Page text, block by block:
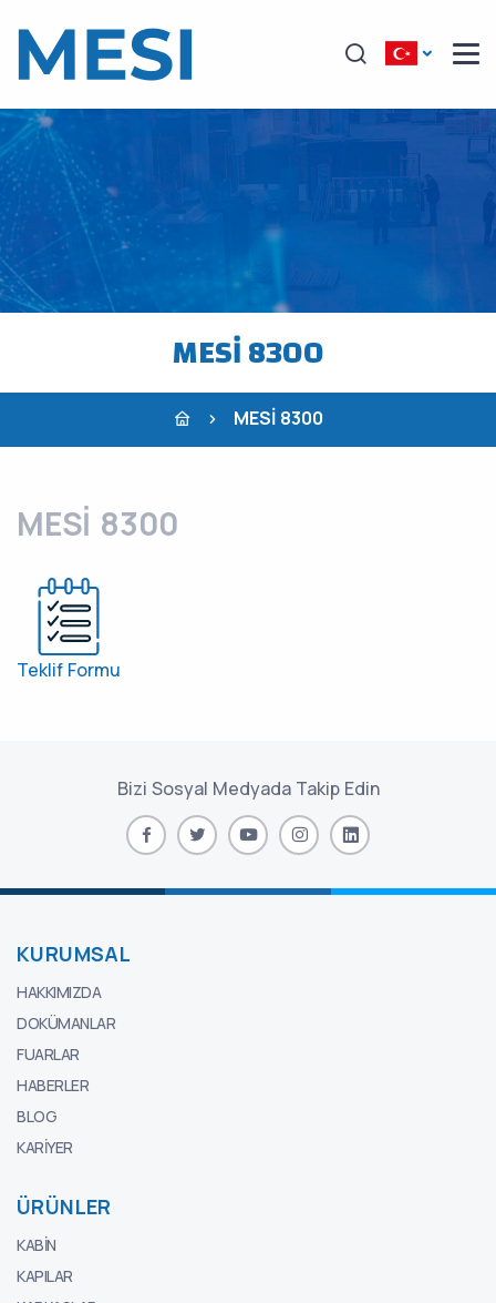
MESİ 8300
MESİ 8300
MESİ 8300
Teklif Formu
Bizi Sosyal Medyada Takip Edin
KURUMSAL
HAKKIMIZDA
DOKÜMANLAR
FUARLAR
HABERLER
BLOG
KARIYER
ÜRÜNLER
KABIN
KAPILAR